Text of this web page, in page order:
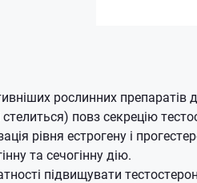
рослинних препаратів
повз секрецію
рівня естрогену і
та сечогінну дію.
підвищувати